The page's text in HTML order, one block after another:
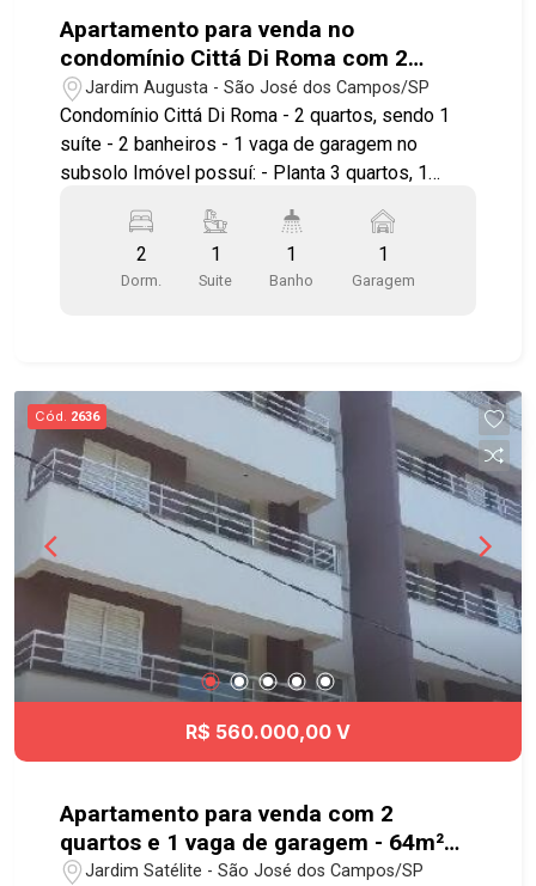
Apartamento para venda no
condomínio Cittá Di Roma com 2
quartos e 1 vaga de garagem - 62m² -
No bairro Jardim Augusta - SJC
Jardim Augusta - São José dos Campos/SP
Condomínio Cittá Di Roma - 2 quartos, sendo 1
suíte - 2 banheiros - 1 vaga de garagem no
subsolo Imóvel possuí: - Planta 3 quartos, 1
revertido - Sala para 2 ambientes - Cozinha
planejada - Sacada - Área de serviços Lazer com
piscina adulto e infantil, sauna, salão de festas,
por câmeras, portaria 24 horas, elevador e
estacionamento para visitantes Localização
privilegiada! A poucos minutos do Shopping
Center Vale, Via Dutra, CTA e mercados como
Roldão, Piratininga e Sonda. Feira livre aos
sábados a 500m! Agende já sua visita!!
#imobiliaria #geraçãoimóveis #aptovenda
#aptovenda #JardimAugusta
2
Dorm.
1
Suite
1
Banho
1
Garagem
Cód. 2636
R$ 560.000,00 V
Apartamento para venda com 2
quartos e 1 vaga de garagem - 64m²
no bairro Jardim Satélite
Jardim Satélite - São José dos Campos/SP